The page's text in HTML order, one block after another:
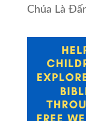
Chúa Là